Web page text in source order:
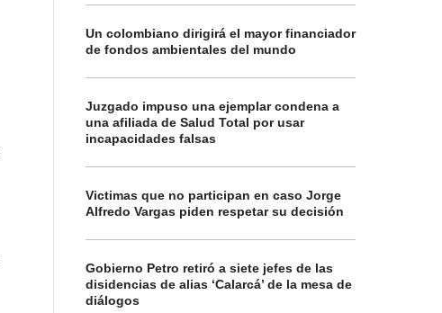
Un colombiano dirigirá el mayor financiador
de fondos ambientales del mundo
Juzgado impuso una ejemplar condena a
una afiliada de Salud Total por usar
incapacidades falsas
Victimas que no participan en caso Jorge
Alfredo Vargas piden respetar su decisión
Gobierno Petro retiró a siete jefes de las
disidencias de alias ‘Calarcá’ de la mesa de
diálogos